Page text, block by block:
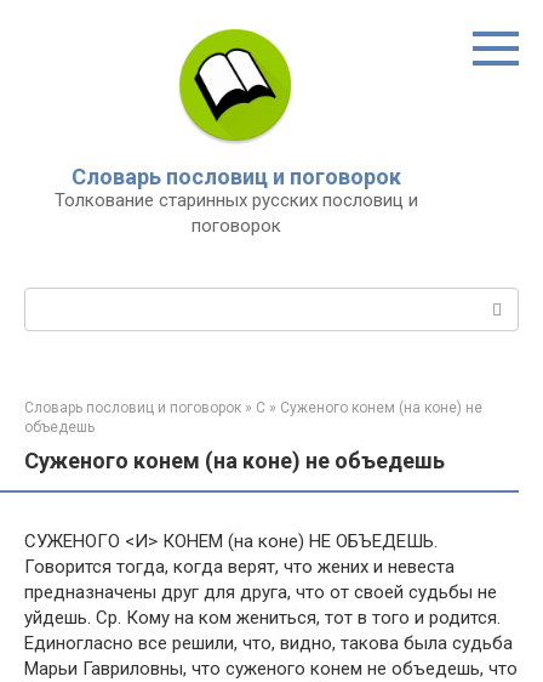
Словарь пословиц и поговорок
Толкование старинных русских пословиц и
поговорок
Словарь пословиц и поговорок » С » Суженого конем (на коне) не
объедешь
Суженого конем (на коне) не объедешь
СУЖЕНОГО <И> КОНЕМ (на коне) НЕ ОБЪЕДЕШЬ.
Говорится тогда, когда верят, что жених и невеста
предназначены друг для друга, что от своей судьбы не
уйдешь. Ср. Кому на ком жениться, тот в того и родится.
Единогласно все решили, что, видно, такова была судьба
Марьи Гавриловны, что суженого конем не объедешь, что